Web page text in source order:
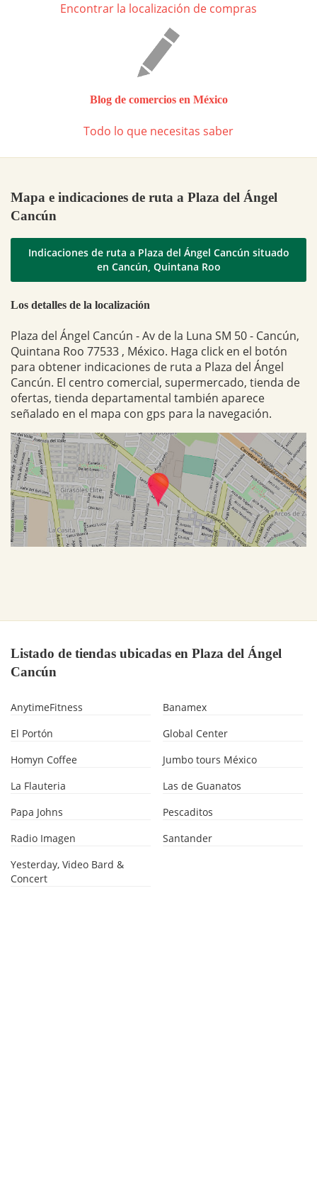
Encontrar la localización de compras
Blog de comercios en México
Todo lo que necesitas saber
Mapa e indicaciones de ruta a Plaza del Ángel
Cancún
Indicaciones de ruta a Plaza del Ángel Cancún situado
en Cancún, Quintana Roo
Los detalles de la localización
Plaza del Ángel Cancún - Av de la Luna SM 50 - Cancún,
Quintana Roo 77533 , México. Haga click en el botón
para obtener indicaciones de ruta a Plaza del Ángel
Cancún. El centro comercial, supermercado, tienda de
ofertas, tienda departamental también aparece
señalado en el mapa con gps para la navegación.
Listado de tiendas ubicadas en Plaza del Ángel
Cancún
AnytimeFitness
Banamex
El Portón
Global Center
Homyn Coffee
Jumbo tours México
La Flauteria
Las de Guanatos
Papa Johns
Pescaditos
Radio Imagen
Santander
Yesterday, Video Bard &
Concert